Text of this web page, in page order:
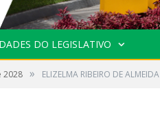
DO LEGISLATIVO
2028 » ELIZELMA RIBEIRO DE ALMEIDA